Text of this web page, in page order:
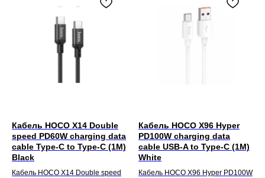
Кабель HOCO X14 Double
speed PD60W charging data
cable Type-C to Type-C (1M)
Black
Кабель HOCO X14 Double speed
Кабель HOCO X96 Hyper
PD100W charging data
cable USB-A to Type-C (1M)
White
Кабель HOCO X96 Hyper PD100W